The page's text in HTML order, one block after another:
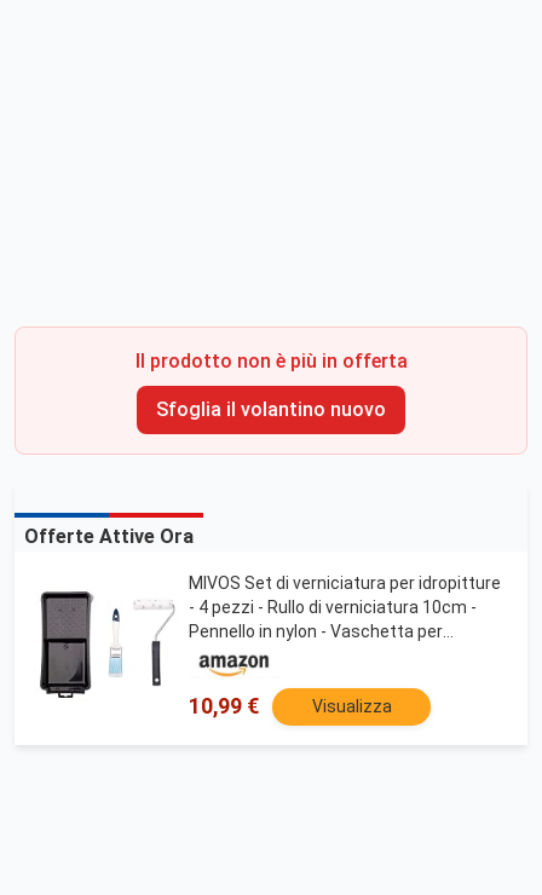
Il prodotto non è più in offerta
Sfoglia il volantino nuovo
Offerte Attive Ora
MIVOS Set di verniciatura per idropitture
- 4 pezzi - Rullo di verniciatura 10cm -
Pennello in nylon - Vaschetta per
verniciatura 28x16cm - Staffa a innesto
27cm - Set di verniciatura - MADE IN EU
10,99 € Visualizza